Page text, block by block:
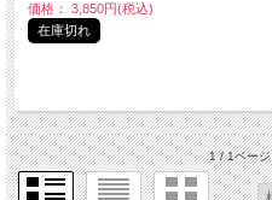
価格： 3,850円(税込)
在庫切れ
1 / 1ページ